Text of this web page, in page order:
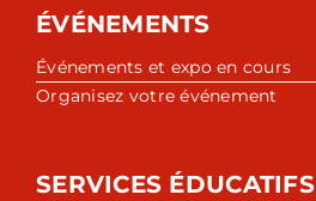
ÉVÉNEMENTS
Événements et expo en cours
Organisez votre événement
SERVICES ÉDUCATIFS